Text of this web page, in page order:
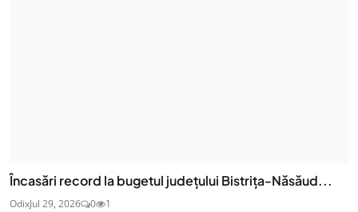
Încasări record la bugetul județului Bistrița-Năsăud...
OdixJul 29, 2026 0 1